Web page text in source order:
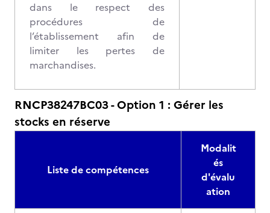
dans le respect des
procédures de
l’établissement afin de
limiter les pertes de
marchandises.
RNCP38247BC03 - Option 1 : Gérer les
stocks en réserve
Liste de compétences
Modalit
és
d'évalu
ation